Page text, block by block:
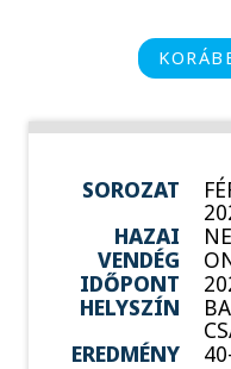
SOROZAT
HAZAI
VENDÉG
IDŐPONT
HELYSZÍN
EREDMÉNY